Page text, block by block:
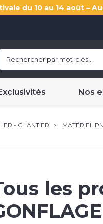
du 10 au 14 août –
Nos
- CHANTIER MATÉRIEL
les